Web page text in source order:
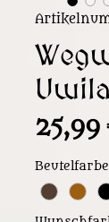
Uwila
Beutelfarbe